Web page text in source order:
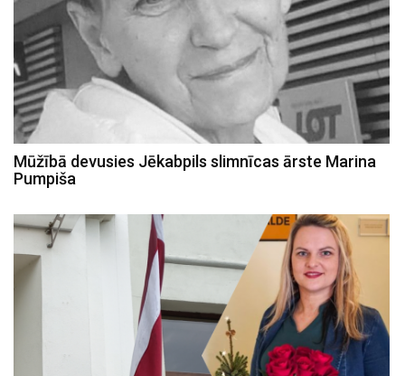
Mūžībā devusies Jēkabpils slimnīcas ārste Marina
Pumpiša